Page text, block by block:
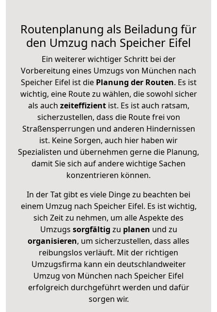
Routenplanung als Beiladung für
den Umzug nach Speicher Eifel
Ein weiterer wichtiger Schritt bei der
Vorbereitung eines Umzugs von München nach
Speicher Eifel ist diePlanung der Routen. Es ist
wichtig, eine Route zu wählen, die sowohl sicher
als auch zeiteffizientist. Es ist auch ratsam,
sicherzustellen, dass die Route frei von
Straßensperrungen und anderen Hindernissen
ist. Keine Sorgen, auch hier haben wir
Spezialisten und übernehmen gerne die Planung,
damit Sie sich auf andere wichtige Sachen
konzentrieren können.
In der Tat gibt es viele Dinge zu beachten bei
einem Umzug nach Speicher Eifel. Es ist wichtig,
sich Zeit zu nehmen, um alle Aspekte des
Umzugs sorgfältig zu planen und zu
organisieren, um sicherzustellen, dass alles
reibungslos verläuft. Mit der richtigen
Umzugsfirma kann ein deutschlandweiter
Umzug von München nach Speicher Eifel
erfolgreich durchgeführt werden und dafür
sorgen wir.